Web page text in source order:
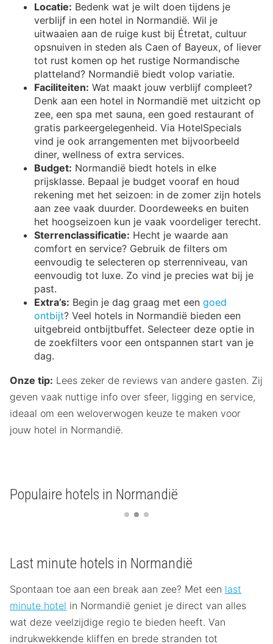
Locatie: Bedenk wat je wilt doen tijdens je
verblijf in een hotel in Normandië. Wil je
uitwaaien aan de ruige kust bij Étretat, cultuur
opsnuiven in steden als Caen of Bayeux, of liever
tot rust komen op het rustige Normandische
platteland? Normandië biedt volop variatie.
Faciliteiten: Wat maakt jouw verblijf compleet?
Denk aan een hotel in Normandië met uitzicht op
zee, een spa met sauna, een goed restaurant of
gratis parkeergelegenheid. Via HotelSpecials
vind je ook arrangementen met bijvoorbeeld
diner, wellness of extra services.
Budget: Normandië biedt hotels in elke
prijsklasse. Bepaal je budget vooraf en houd
rekening met het seizoen: in de zomer zijn hotels
aan zee vaak duurder. Doordeweeks en buiten
het hoogseizoen kun je vaak voordeliger terecht.
Sterrenclassificatie: Hecht je waarde aan
comfort en service? Gebruik de filters om
eenvoudig te selecteren op sterrenniveau, van
eenvoudig tot luxe. Zo vind je precies wat bij je
past.
Extra’s: Begin je dag graag met een goed
ontbijt? Veel hotels in Normandië bieden een
uitgebreid ontbijtbuffet. Selecteer deze optie in
de zoekfilters voor een ontspannen start van je
dag.
Onze tip: Lees zeker de reviews van andere gasten. Zij
geven vaak nuttige info over sfeer, ligging en service,
ideaal om een weloverwogen keuze te maken voor
jouw hotel in Normandië.
Populaire hotels in Normandië
Last minute hotels in Normandië
Spontaan toe aan een break aan zee? Met een last
minute hotel in Normandië geniet je direct van alles
wat deze veelzijdige regio te bieden heeft. Van
indrukwekkende kliffen en brede stranden tot